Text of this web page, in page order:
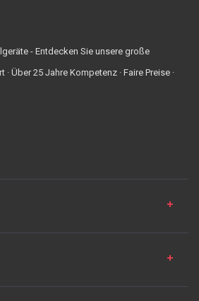
- Entdecken Sie unsere große
Über 25 Jahre Kompetenz · Faire Preise ·